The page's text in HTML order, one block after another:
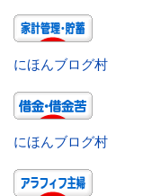
にほんブログ村
にほんブログ村